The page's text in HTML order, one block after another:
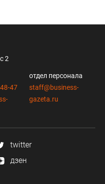
2
47
отдел персонала
staff@business-
gazeta.ru
twitter
дзен